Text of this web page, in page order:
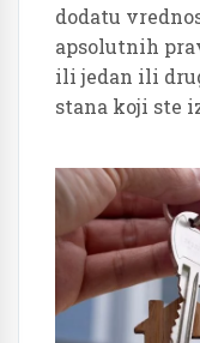
dodatu
apsolutnih
ili jedan ili
stana koji ste